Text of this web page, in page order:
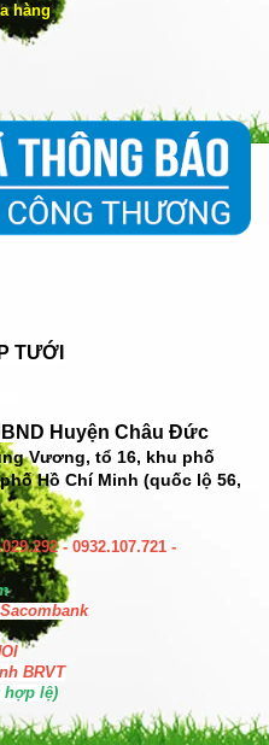
hàng
TƯỚI
Huyện Châu Đức
Vương, tổ 16, khu phố
Hồ Chí Minh (quốc lộ 56,
- 0932.107.721 -
BRVT
hợp lệ)